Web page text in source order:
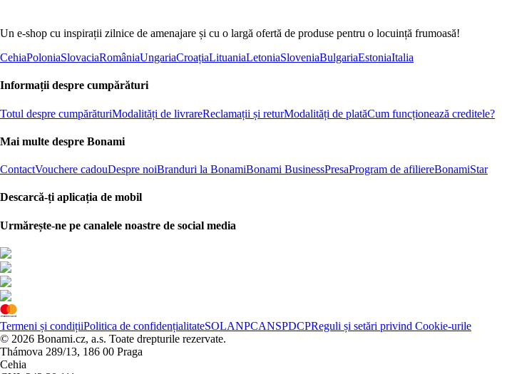
Un e-shop cu inspirații zilnice de amenajare și cu o largă ofertă de produse pentru o locuință frumoasă!
CehiaPoloniaSlovaciaRomâniaUngariaCroațiaLituaniaLetoniaSloveniaBulgariaEstoniaItalia
Informații despre cumpărături
Totul despre cumpărăturiModalități de livrareReclamații și returModalități de platăCum funcționează creditele?
Mai multe despre Bonami
ContactVouchere cadouDespre noiBranduri la BonamiBonami BusinessPresaProgram de afiliereBonamiStar
Descarcă-ți aplicația de mobil
Urmărește-ne pe canalele noastre de social media
Termeni și condițiiPolitica de confidențialitateSOLANPCANSPDCPReguli și setări privind Cookie-urile
© 2026 Bonami.cz, a.s. Toate drepturile rezervate.
Thámova 289/13, 186 00 Praga
Cehia